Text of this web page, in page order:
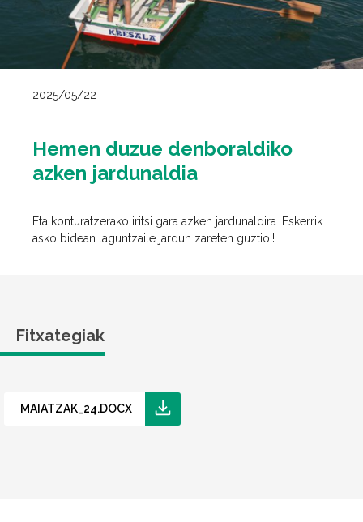
2025/05/22
Hemen duzue denboraldiko
azken jardunaldia
Eta konturatzerako iritsi gara azken jardunaldira. Eskerrik
asko bidean laguntzaile jardun zareten guztioi!
Fitxategiak
MAIATZAK_24.DOCX